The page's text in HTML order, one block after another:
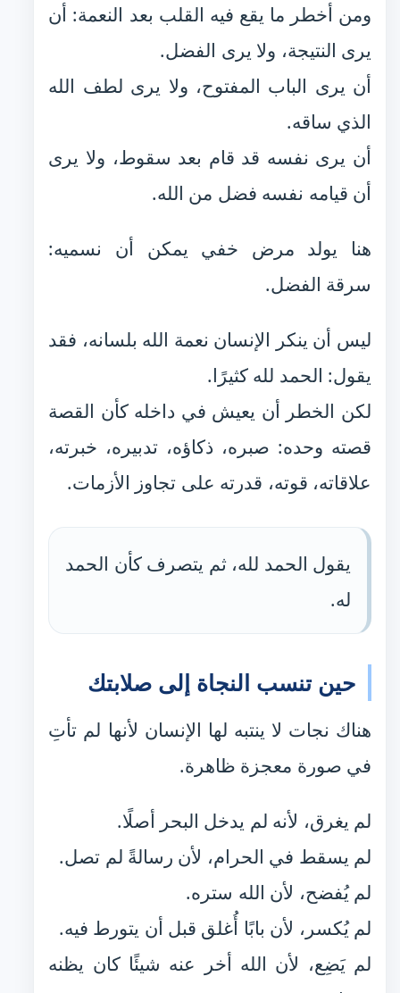
ومن أخطر ما يقع فيه القلب بعد النعمة: أن
يرى النتيجة، ولا يرى الفضل.
أن يرى الباب المفتوح، ولا يرى لطف الله
الذي ساقه.
أن يرى نفسه قد قام بعد سقوط، ولا يرى
أن قيامه نفسه فضل من الله.
هنا يولد مرض خفي يمكن أن نسميه:
سرقة الفضل.
ليس أن ينكر الإنسان نعمة الله بلسانه، فقد
يقول: الحمد لله كثيرًا.
لكن الخطر أن يعيش في داخله كأن القصة
قصته وحده: صبره، ذكاؤه، تدبيره، خبرته،
علاقاته، قوته، قدرته على تجاوز الأزمات.
يقول الحمد لله، ثم يتصرف كأن الحمد
له.
حين تنسب النجاة إلى صلابتك
هناك نجات لا ينتبه لها الإنسان لأنها لم تأتِ
في صورة معجزة ظاهرة.
لم يغرق، لأنه لم يدخل البحر أصلًا.
لم يسقط في الحرام، لأن رسالةً لم تصل.
لم يُفضح، لأن الله ستره.
لم يُكسر، لأن بابًا أُغلق قبل أن يتورط فيه.
لم يَضِع، لأن الله أخر عنه شيئًا كان يظنه